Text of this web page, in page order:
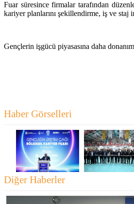
Fuar süresince firmalar tarafından
kariyer planlarını şekillendirme, iş ve
Gençlerin işgücü piyasasına daha
Haber Görselleri
Diğer Haberler